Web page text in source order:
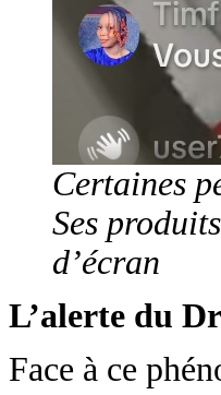
Certaines
Ses
d’écran
L’alerte du
Face à ce